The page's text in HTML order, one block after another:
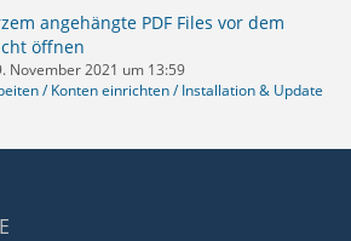
angehängte PDF Files vor dem
öffnen
November 2021 um 13:59
/ Konten einrichten / Installation & Update